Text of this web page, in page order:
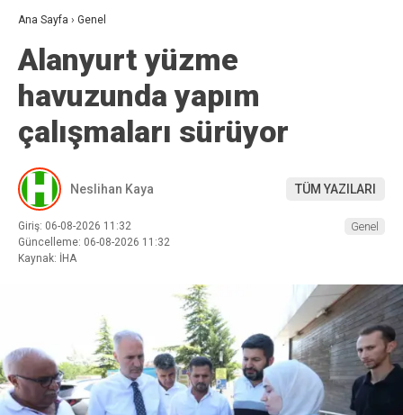
Ana Sayfa › Genel
Alanyurt yüzme
havuzunda yapım
çalışmaları sürüyor
Neslihan Kaya TÜM YAZILARI
Giriş: 06-08-2026 11:32
Güncelleme: 06-08-2026 11:32
Kaynak: İHA
Genel